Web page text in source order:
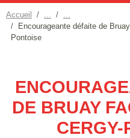
Accueil
Encourageante défaite de
Pontoise
DE BRUAY
CERGY-